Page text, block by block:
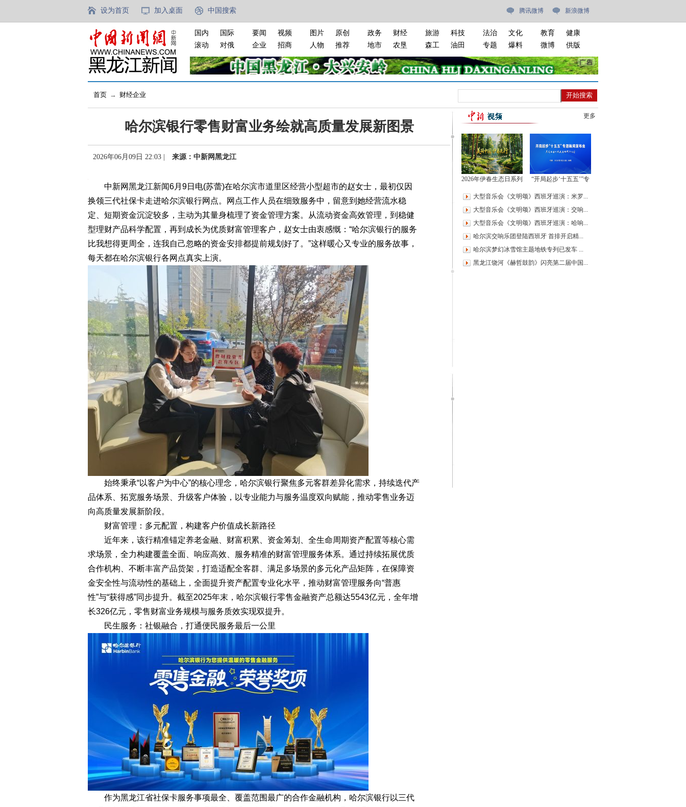
设为首页 加入桌面 中国搜索 腾讯微博 新浪微博
国内
国际
滚动
对俄
要闻
视频
企业
招商
图片
原创
人物
推荐
政务
财经
地市
农垦
旅游
科技
森工
油田
法治
文化
专题
爆料
教育
健康
微博
供版
首页 → 财经企业
哈尔滨银行零售财富业务绘就高质量发展新图景
2026年06月09日 22:03 | 来源：中新网黑龙江
中新网黑龙江新闻6月9日电(苏蕾)在哈尔滨市道里区经营小型超市的赵女士，最初仅因
换领三代社保卡走进哈尔滨银行网点。网点工作人员在细致服务中，留意到她经营流水稳
定、短期资金沉淀较多，主动为其量身梳理了资金管理方案。从流动资金高效管理，到稳健
型理财产品科学配置，再到成长为优质财富管理客户，赵女士由衷感慨：“哈尔滨银行的服务
比我想得更周全，连我自己忽略的资金安排都提前规划好了。”这样暖心又专业的服务故事，
每天都在哈尔滨银行各网点真实上演。
始终秉承“以客户为中心”的核心理念，哈尔滨银行聚焦多元客群差异化需求，持续迭代产
品体系、拓宽服务场景、升级客户体验，以专业能力与服务温度双向赋能，推动零售业务迈
向高质量发展新阶段。
财富管理：多元配置，构建客户价值成长新路径
近年来，该行精准锚定养老金融、财富积累、资金筹划、全生命周期资产配置等核心需
求场景，全力构建覆盖全面、响应高效、服务精准的财富管理服务体系。通过持续拓展优质
合作机构、不断丰富产品货架，打造适配全客群、满足多场景的多元化产品矩阵，在保障资
金安全性与流动性的基础上，全面提升资产配置专业化水平，推动财富管理服务向“普惠
性”与“获得感”同步提升。截至2025年末，哈尔滨银行零售金融资产总额达5543亿元，全年增
长326亿元，零售财富业务规模与服务质效实现双提升。
民生服务：社银融合，打通便民服务最后一公里
作为黑龙江省社保卡服务事项最全、覆盖范围最广的合作金融机构，哈尔滨银行以三代
更多
2026年伊春生态日系列
“开局起步‘十五五’”专
大型音乐会《文明颂》西班牙巡演：米罗...
大型音乐会《文明颂》西班牙巡演：交响...
大型音乐会《文明颂》西班牙巡演：哈响...
哈尔滨交响乐团登陆西班牙 首排开启精...
哈尔滨梦幻冰雪馆主题地铁专列已发车 ...
黑龙江饶河《赫哲鼓韵》闪亮第二届中国...